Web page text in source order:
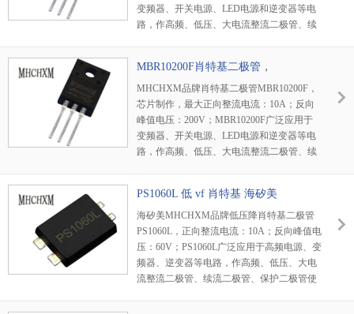
变频器、开关电源、LED电源和逆变器等电
路，作高频、低压、大电流整流二极管、续
MBR10200F肖特基二极管，
MHCHXM品牌
MHCHXM品牌肖特基二极管MBR10200F，
芯片制作，最大正向整流电流：10A；反向
峰值电压：200V；MBR10200F广泛应用于
变频器、开关电源、LED电源和逆变器等电
路，作高频、低压、大电流整流二极管、续
PS1060L 低 vf 肖特基 海矽美
海矽美MHCHXM品牌低压降肖特基二极管
PS1060L，正向整流电流：10A；反向峰值电
压：60V；PS1060L广泛应用于高频电源、变
频器、逆变器等电路，作高频、低压、大电
流整流二极管、续流二极管、保护二极管使